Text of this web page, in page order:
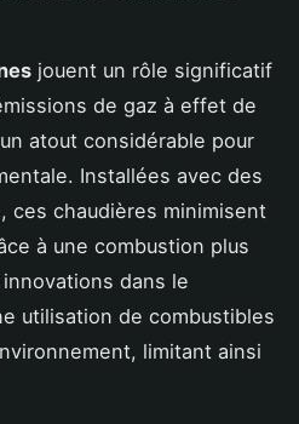
jouent un rôle significatif
de gaz à effet de
atout considérable pour
Installées avec des
ces chaudières minimisent
à une combustion plus
dans le
utilisation de combustibles
limitant ainsi